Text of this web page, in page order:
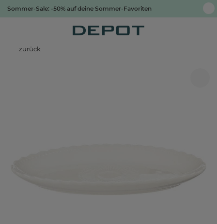
Sommer-Sale: -50% auf deine Sommer-Favoriten
zurück